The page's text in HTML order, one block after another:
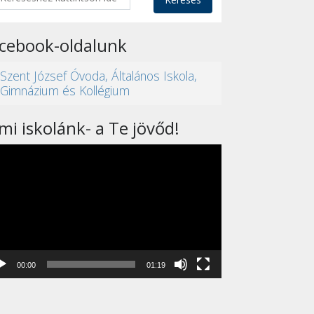
oldalunk
Szent József Óvoda, Általános Iskola,
Gimnázium és Kollégium
iskolánk- a Te jövőd!
00:00 01:19